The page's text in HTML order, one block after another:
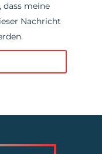
dass meine
Nachricht